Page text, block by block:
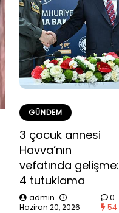
GÜNDEM
3 çocuk annesi
Havva’nın
vefatında gelişme:
4 tutuklama
admin
Haziran 20, 2026
0
54